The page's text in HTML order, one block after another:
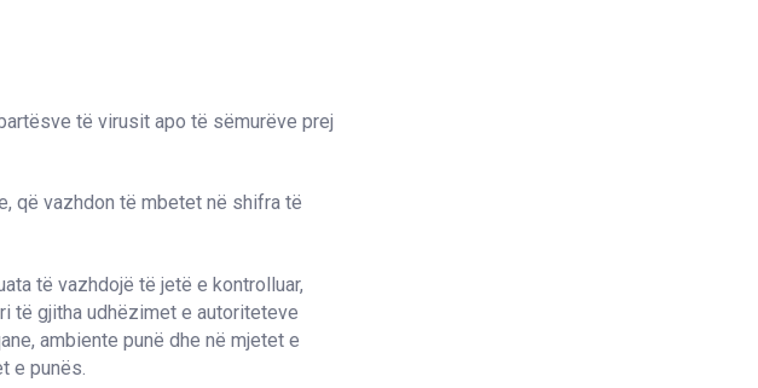
të virusit apo të sëmurëve prej
që vazhdon të mbetet në shifra të
të vazhdojë të jetë e kontrolluar,
të gjitha udhëzimet e autoriteteve
ambiente punë dhe në mjetet e
e punës.